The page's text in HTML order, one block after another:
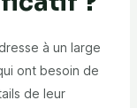
à un large
ont besoin de
de leur